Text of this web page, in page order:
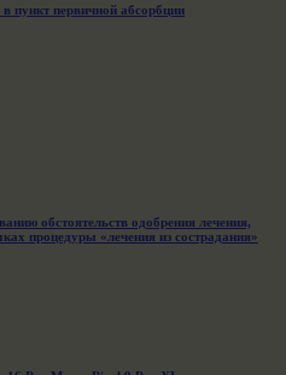
первичной абсорбции
обстоятельств одобрения лечения,
процедуры «лечения из сострадания»